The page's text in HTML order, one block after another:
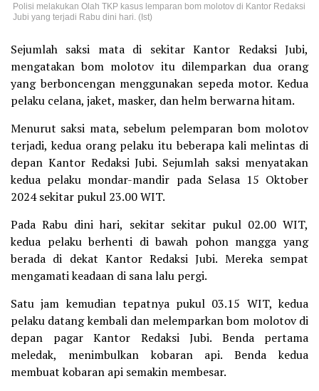
Polisi melakukan Olah TKP kasus lemparan bom molotov di Kantor Redaksi
Jubi yang terjadi Rabu dini hari. (Ist)
Sejumlah saksi mata di sekitar Kantor Redaksi Jubi,
mengatakan bom molotov itu dilemparkan dua orang
yang berboncengan menggunakan sepeda motor. Kedua
pelaku celana, jaket, masker, dan helm berwarna hitam.
Menurut saksi mata, sebelum pelemparan bom molotov
terjadi, kedua orang pelaku itu beberapa kali melintas di
depan Kantor Redaksi Jubi. Sejumlah saksi menyatakan
kedua pelaku mondar-mandir pada Selasa 15 Oktober
2024 sekitar pukul 23.00 WIT.
Pada Rabu dini hari, sekitar sekitar pukul 02.00 WIT,
kedua pelaku berhenti di bawah pohon mangga yang
berada di dekat Kantor Redaksi Jubi. Mereka sempat
mengamati keadaan di sana lalu pergi.
Satu jam kemudian tepatnya pukul 03.15 WIT, kedua
pelaku datang kembali dan melemparkan bom molotov di
depan pagar Kantor Redaksi Jubi. Benda pertama
meledak, menimbulkan kobaran api. Benda kedua
membuat kobaran api semakin membesar.